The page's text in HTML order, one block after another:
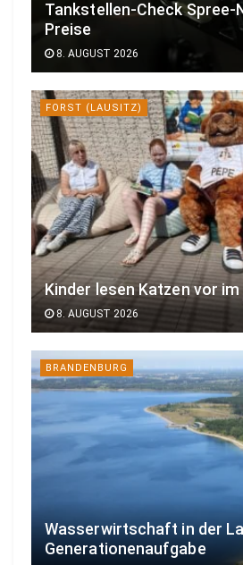
Tankstellen-Check Spree-
Preise
8. AUGUST 2026
FORST (LAUSITZ)
Kinder lesen Katzen vor
8. AUGUST 2026
BRANDENBURG
Wasserwirtschaft in der
Generationenaufgabe